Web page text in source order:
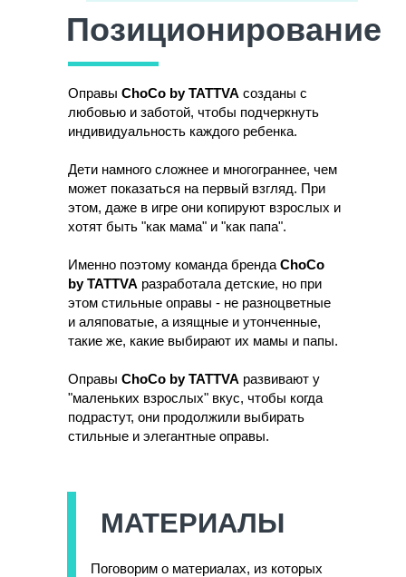
Позиционирование
Оправы ChoCo by TATTVA созданы с
любовью и заботой, чтобы подчеркнуть
индивидуальность каждого ребенка.
Дети намного сложнее и многограннее, чем
может показаться на первый взгляд. При
этом, даже в игре они копируют взрослых и
хотят быть "как мама" и "как папа".
Именно поэтому команда бренда ChoCo
by TATTVA разработала детские, но при
этом стильные оправы - не разноцветные
и аляповатые, а изящные и утонченные,
такие же, какие выбирают их мамы и папы.
Оправы ChoCo by TATTVA развивают у
"маленьких взрослых" вкус, чтобы когда
подрастут, они продолжили выбирать
стильные и элегантные оправы.
МАТЕРИАЛЫ
Поговорим о материалах, из которых